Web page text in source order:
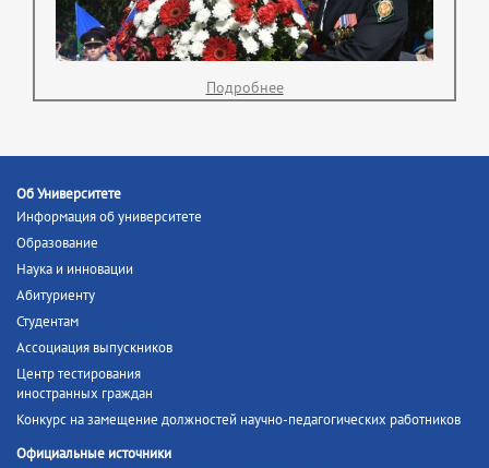
Подробнее
Об Университете
Информация об университете
Образование
Наука и инновации
Абитуриенту
Студентам
Ассоциация выпускников
Центр тестирования
иностранных граждан
Конкурс на замещение должностей научно-педагогических работников
Официальные источники